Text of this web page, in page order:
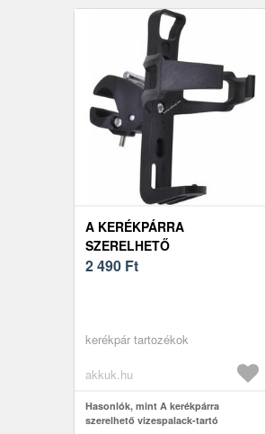
A KERÉKPÁRRA
SZERELHETŐ
VIZESPALACK-TARTÓ
2 490 Ft
kerékpár tartozékok
akkuk.hu
Hasonlók, mint A kerékpárra
szerelhető vizespalack-tartó